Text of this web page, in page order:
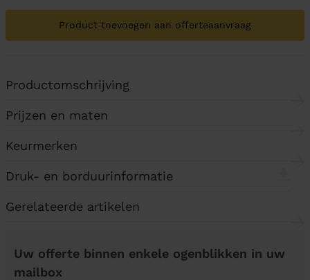
Product toevoegen aan offerteaanvraag
Productomschrijving
Prijzen en maten
Keurmerken
Druk- en borduurinformatie
Gerelateerde artikelen
Uw offerte binnen enkele ogenblikken in uw
mailbox